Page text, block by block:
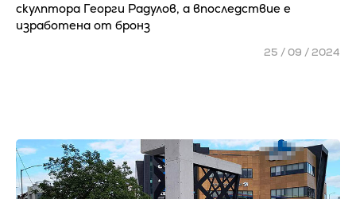
скулптора Георги Радулов, а впоследствие е
изработена от бронз
25 / 09 / 2024